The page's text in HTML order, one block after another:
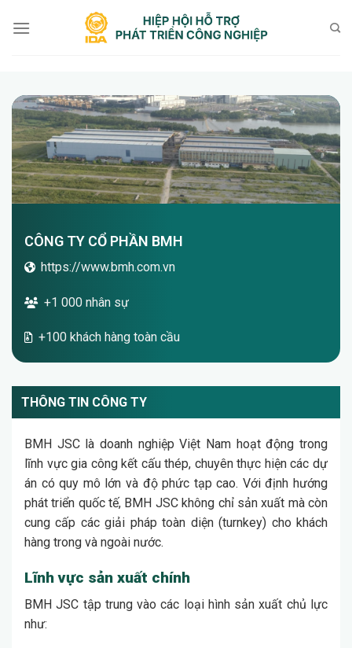
qua
CÔNG TY CỔ PHẦN BMH
https://www.bmh.com.vn
+1 000 nhân sự
+100 khách hàng toàn cầu
THÔNG TIN CÔNG TY
BMH JSC là doanh nghiệp Việt Nam hoạt động trong
lĩnh vực gia công kết cấu thép, chuyên thực hiện các dự
án có quy mô lớn và độ phức tạp cao. Với định hướng
phát triển quốc tế, BMH JSC không chỉ sản xuất mà còn
cung cấp các giải pháp toàn diện (turnkey) cho khách
hàng trong và ngoài nước.
Lĩnh vực sản xuất chính
BMH JSC tập trung vào các loại hình sản xuất chủ lực
như: